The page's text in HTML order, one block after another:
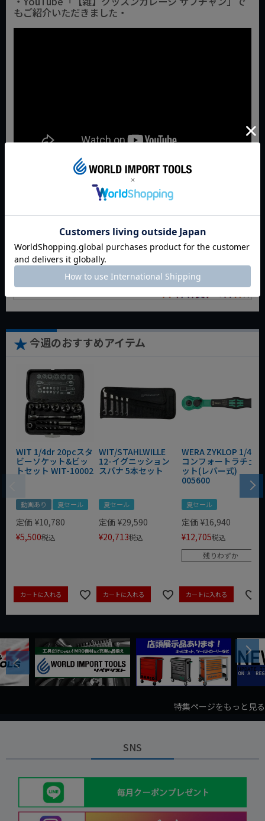
もご紹介いただきました・
JAN:4003773011866
今週のおすすめアイテム
WIT 1/4dr 20pcスタ
ビーソケット&ビッ
トセット WIT-10002
動画あり 夏セール
定価 ¥10,780
¥5,500税込
カートに入れる
WIT/STAHLWILLE
12-イグニッション
スパナ 5本セット
夏セール
定価 ¥29,590
¥20,713税込
カートに入れる
WERA ZYKLOP 1/4"
コンフォートラチェ
ット(レバー式)
005600
夏セール
定価 ¥16,940
¥12,705税込
残りわずか
カートに入れる
Previous
Next
特集ページをもっと見る
SNS